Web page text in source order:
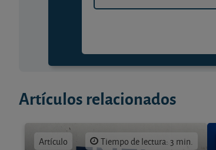
Artículos relacionados
Artículo Tiempo de lectura: 3 min.